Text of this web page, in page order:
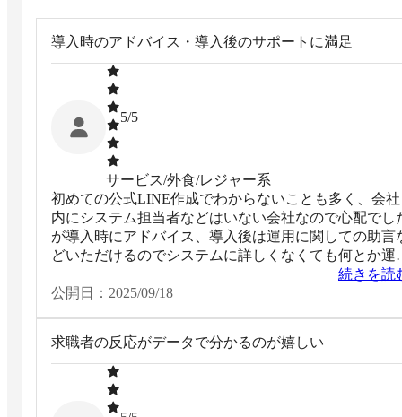
導入時のアドバイス・導入後のサポートに満足
5/5
サービス/外食/レジャー系
初めての公式LINE作成でわからないことも多く、会社
内にシステム担当者などはいない会社なので心配でし
が導入時にアドバイス、導入後は運用に関しての助言
どいただけるのでシステムに詳しくなくても何とか運
開始までできました。 フォローもしっかりしているの
でとても満足しています。
続きを読
公開日： 2025/09/18
求職者の反応がデータで分かるのが嬉しい